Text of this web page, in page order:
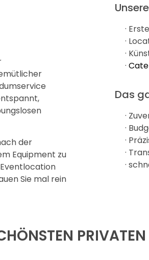
der
Equipment zu
Sie mal rein
·
·
·
·
Das
·
·
·
·
·